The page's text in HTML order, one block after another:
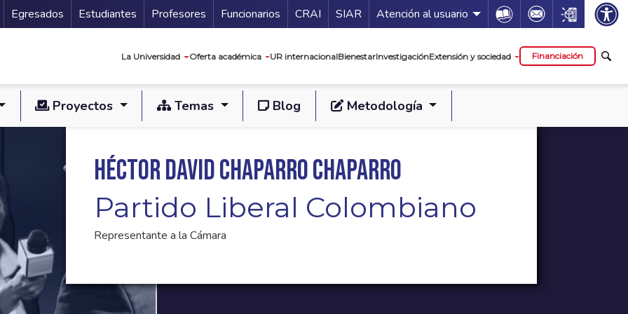
Secundario
Egresados Estudiantes Profesores Funcionarios Guía de servicios
CRAI SIAR Atención al usuario Icon Icon Icon
La Universidad Oferta académica UR internacionalBienestarInvestigaciónExtensión y sociedad Financiación
Proyectos Temas Blog Metodología
Héctor David Chaparro Chaparro
Partido Liberal Colombiano
Representante a la Cámara